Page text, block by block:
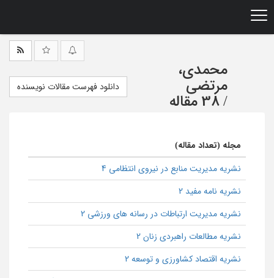
محمدی،
مرتضی
/ 38 مقاله
دانلود فهرست مقالات نویسنده
مجله (تعداد مقاله)
نشریه مدیریت منابع در نیروی انتظامی 4
نشریه نامه مفید 2
نشریه مدیریت ارتباطات در رسانه های ورزشی 2
نشریه مطالعات راهبردی زنان 2
نشریه اقتصاد کشاورزی و توسعه 2